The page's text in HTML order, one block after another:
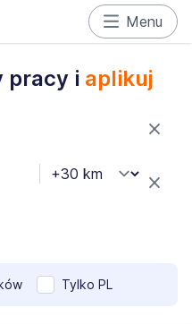
Menu
pracy i aplikuj
Tylko PL